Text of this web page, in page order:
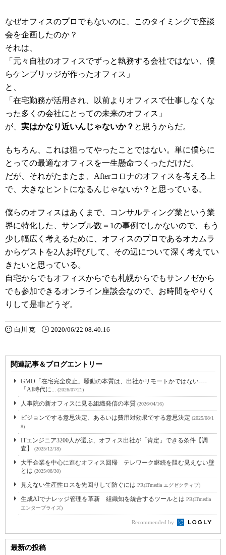
なぜオフィスのプロでもないのに、このタイミングで座談
会を企画したのか？
それは、
「元々自社のオフィスでずっと執務する会社ではない、僕
らケンブリッジが作ったオフィス」
と、
「在宅勤務が活用され、以前よりオフィスで仕事しなくな
った多くの会社にとっての未来のオフィス」
が、 実はかなり近いんじゃないか？ と思うからだ。
もちろん、これは狙ってやったことではない。単に僕らに
とっての最適なオフィスを一生懸命つくっただけだ。
だが、それがたまたま、Afterコロナのオフィスを考える上
で、大きなヒントになるんじゃないか？と思っている。
僕らのオフィスはあくまで、コンサルティング業という業
界に特化した、サンプル数＝1の事例でしかないので、もう
少し幅広く考えるために、オフィスのプロであるオカムラ
からゲストを2人お呼びして、その辺について深く考えてい
きたいと思っている。
自宅からでもオフィスからでも札幌からでもサンノゼから
でも参加できるオンライン座談会なので、お時間をやりく
りして是非どうぞ。
白川 克 2020/06/22 08:40:16
関連記事＆ブログエントリー
GMO「在宅完全廃止」騒動の本質は、出社かリモートかではない----
「AI時代に... (2026/07/21)
人事院の新オフィスに見る組織発信の本質 (2026/04/16)
ビジョンでする意思決定、あるいは費用対効果でする意思決定 (2025/08/1
8)
ITエンジニア3200人が選ぶ、オフィス出社が「肯定」できる条件【調
査】
(2025/12/18)
大手企業を中心に進むオフィス回帰 テレワーク継続を阻む見えない壁
とは (2025/08/30)
見えない生産性ロスを先回りして防ぐには PR(ITmedia エグゼクティブ)
生成AIでナレッジ管理を革新 組織知を統合するツールとは PR(ITmedia
エンタープライズ)
Recommended by
最新の投稿